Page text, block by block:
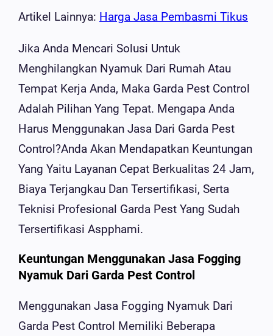
Artikel Lainnya: Harga Jasa Pembasmi Tikus
Jika Anda Mencari Solusi Untuk
Menghilangkan Nyamuk Dari Rumah Atau
Tempat Kerja Anda, Maka Garda Pest Control
Adalah Pilihan Yang Tepat. Mengapa Anda
Harus Menggunakan Jasa Dari Garda Pest
Control?Anda Akan Mendapatkan Keuntungan
Yang Yaitu Layanan Cepat Berkualitas 24 Jam,
Biaya Terjangkau Dan Tersertifikasi, Serta
Teknisi Profesional Garda Pest Yang Sudah
Tersertifikasi Aspphami.
Keuntungan Menggunakan Jasa Fogging
Nyamuk Dari Garda Pest Control
Menggunakan Jasa Fogging Nyamuk Dari
Garda Pest Control Memiliki Beberapa